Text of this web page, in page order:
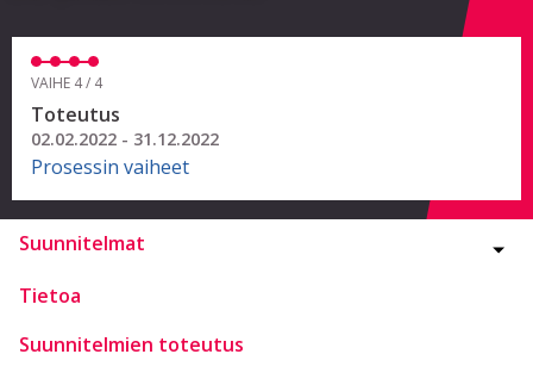
VAIHE 4 / 4
Toteutus
02.02.2022 - 31.12.2022
Prosessin vaiheet
Suunnitelmat
Tietoa
Suunnitelmien toteutus